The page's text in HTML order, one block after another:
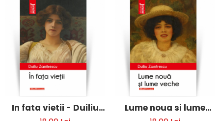
In fata vietii - Duiliu
Lume noua si lume